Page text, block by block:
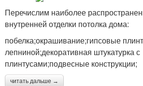
Перечислим наиболее
внутренней отделки потолка дома:
побелка;окрашивание;гипсовые
лепниной;декоративная штукатурка с
плинтусами;подвесные конструкции;
читать дальше →